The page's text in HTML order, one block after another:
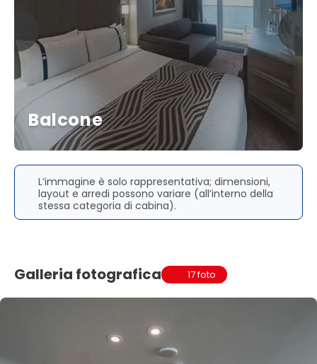
Balcone
L’immagine è solo rappresentativa; dimensioni,
layout e arredi possono variare (all’interno della
stessa categoria di cabina).
Galleria fotografica 17 foto